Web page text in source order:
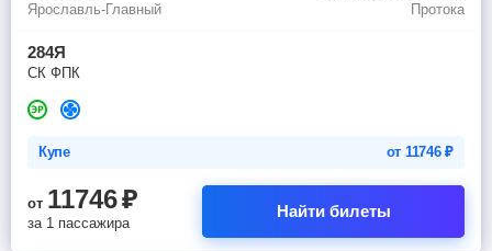
Ярославль-Главный
Протока
284Я
СК ФПК
Купе от 11746₽
от 11746₽
за 1 пассажира
Найти билеты